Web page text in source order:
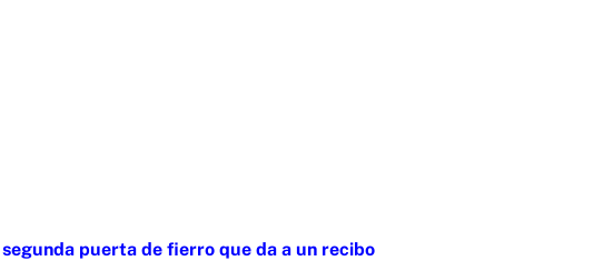
puerta de fierro que da a un recibo